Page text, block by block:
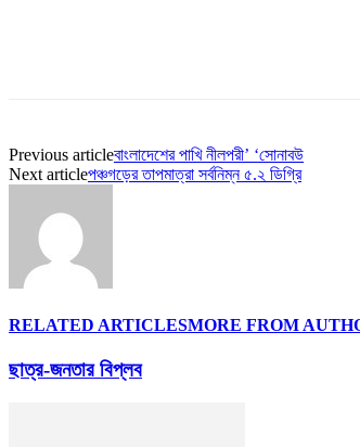
Previous articleবাংলাদেশের পাখি নীলপরী’ ‘সোনাবউ
Next articleপঞ্চগড়ের তাপমাত্রা সর্বনিম্ন ৫.২ ডিগ্রি
RELATED ARTICLESMORE FROM
ছাত্র-জনতার বিপ্লব